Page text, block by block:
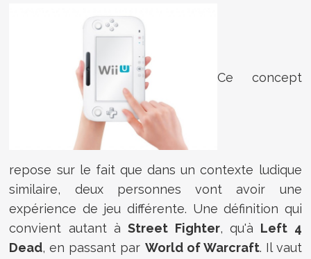
Ce concept
repose sur le fait que dans un contexte ludique
similaire, deux personnes vont avoir une
expérience de jeu différente. Une définition qui
convient autant àStreet Fighter, qu'à Left 4
Dead, en passant par World of Warcraft. Il vaut